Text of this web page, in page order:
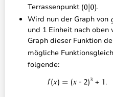
Terrassenpunkt
.
Wird nun der Graph von
und 1 Einheit nach oben
Graph dieser Funktion
mögliche
folgende: